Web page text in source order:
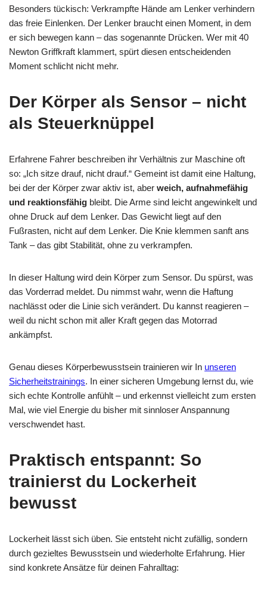
Besonders tückisch: Verkrampfte Hände am Lenker verhindern
das freie Einlenken. Der Lenker braucht einen Moment, in dem
er sich bewegen kann – das sogenannte Drücken. Wer mit 40
Newton Griffkraft klammert, spürt diesen entscheidenden
Moment schlicht nicht mehr.
Der Körper als Sensor – nicht
als Steuerknüppel
Erfahrene Fahrer beschreiben ihr Verhältnis zur Maschine oft
so: „Ich sitze drauf, nicht drauf.“ Gemeint ist damit eine Haltung,
bei der der Körper zwar aktiv ist, aber weich, aufnahmefähig
und reaktionsfähig bleibt. Die Arme sind leicht angewinkelt und
ohne Druck auf dem Lenker. Das Gewicht liegt auf den
Fußrasten, nicht auf dem Lenker. Die Knie klemmen sanft ans
Tank – das gibt Stabilität, ohne zu verkrampfen.
In dieser Haltung wird dein Körper zum Sensor. Du spürst, was
das Vorderrad meldet. Du nimmst wahr, wenn die Haftung
nachlässt oder die Linie sich verändert. Du kannst reagieren –
weil du nicht schon mit aller Kraft gegen das Motorrad
ankämpfst.
Genau dieses Körperbewusstsein trainieren wir In unseren
Sicherheitstrainings. In einer sicheren Umgebung lernst du, wie
sich echte Kontrolle anfühlt – und erkennst vielleicht zum ersten
Mal, wie viel Energie du bisher mit sinnloser Anspannung
verschwendet hast.
Praktisch entspannt: So
trainierst du Lockerheit
bewusst
Lockerheit lässt sich üben. Sie entsteht nicht zufällig, sondern
durch gezieltes Bewusstsein und wiederholte Erfahrung. Hier
sind konkrete Ansätze für deinen Fahralltag: